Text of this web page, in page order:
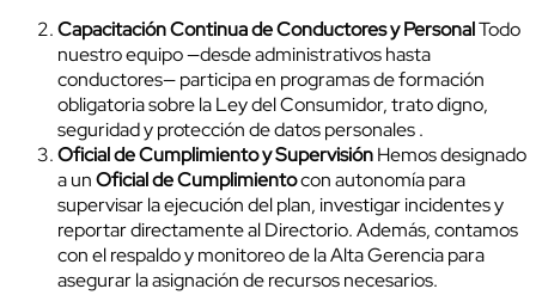
Capacitación Continua de Conductores y PersonalTodo
nuestro equipo —desde administrativos hasta
conductores— participa en programas de formación
obligatoria sobre la Ley del Consumidor, trato digno,
seguridad y protección de datos personales .
Oficial de Cumplimiento y SupervisiónHemos designado
a unOficial de Cumplimientocon autonomía para
supervisar la ejecución del plan, investigar incidentes y
reportar directamente al Directorio. Además, contamos
con el respaldo y monitoreo de la Alta Gerencia para
asegurar la asignación de recursos necesarios.